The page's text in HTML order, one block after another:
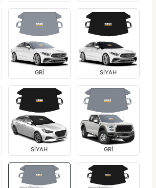
GRİ SİYAH
SİYAH GRİ